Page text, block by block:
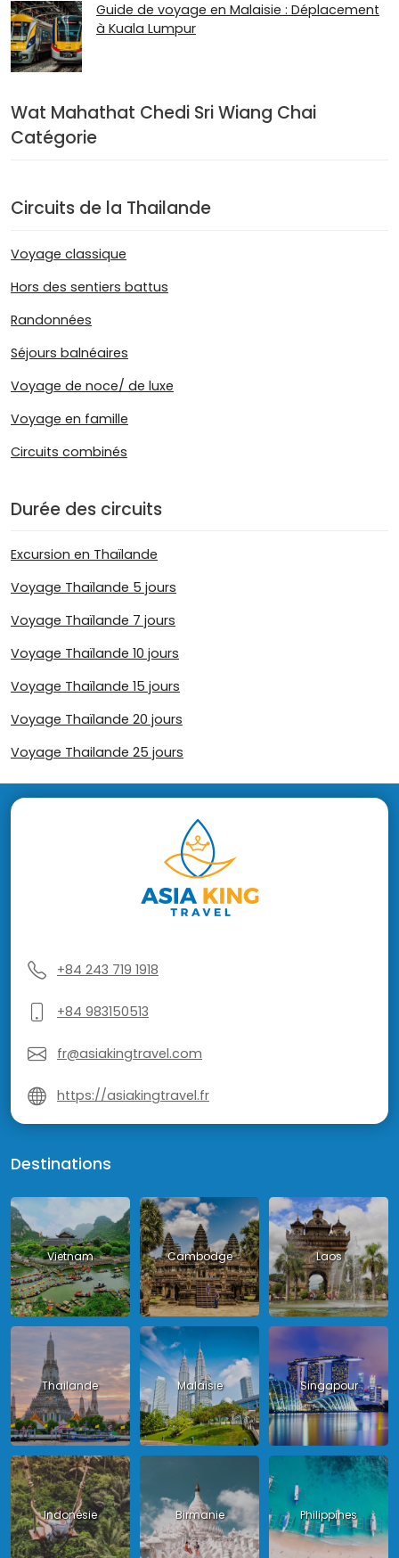
Guide de voyage en Malaisie : Déplacement
à Kuala Lumpur
Wat Mahathat Chedi Sri Wiang Chai
Catégorie
Circuits de la Thailande
Voyage classique
Hors des sentiers battus
Randonnées
Séjours balnéaires
Voyage de noce/ de luxe
Voyage en famille
Circuits combinés
Durée des circuits
Excursion en Thaïlande
Voyage Thaïlande 5 jours
Voyage Thaïlande 7 jours
Voyage Thaïlande 10 jours
Voyage Thaïlande 15 jours
Voyage Thaïlande 20 jours
Voyage Thailande 25 jours
+84 243 719 1918
+84 983150513
fr@asiakingtravel.com
https://asiakingtravel.fr
Destinations
Vietnam Cambodge Laos
Thailande Malaisie Singapour
Indonésie Birmanie Philippines